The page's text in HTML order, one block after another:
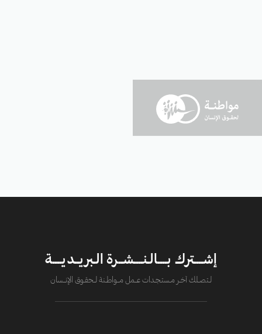
إشــــترك بــــالـنــــشــرة الـبريــديــــة
لــتصــلك آخــر مــستـجــدات عــــمل مــــواطــنة لـــحقــوق الإنــــسان